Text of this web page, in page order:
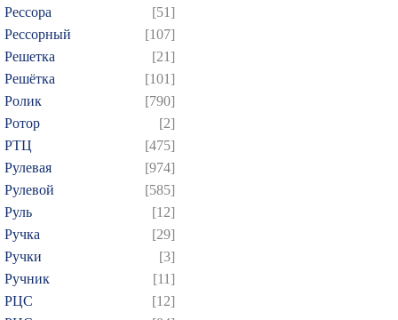
Рессора
[51]
Рессорный
[107]
Решетка
[21]
Решётка
[101]
Ролик
[790]
Ротор
[2]
РТЦ
[475]
Рулевая
[974]
Рулевой
[585]
Руль
[12]
Ручка
[29]
Ручки
[3]
Ручник
[11]
РЦC
[12]